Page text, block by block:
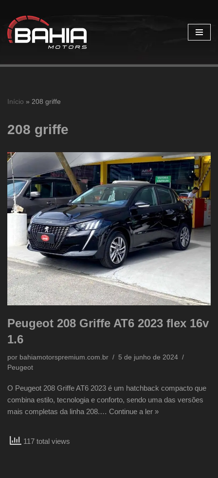
Pular
para
Início » 208 griffe
208 griffe
Peugeot 208 Griffe AT6 2023 flex 16v
1.6
por bahiamotorspremium.com.br
5 de junho de 2024
Peugeot
O Peugeot 208 Griffe AT6 2023 é um hatchback compacto que
combina estilo, tecnologia e conforto, sendo uma das versões
mais completas da linha 208.… Continue a ler »
117 total views